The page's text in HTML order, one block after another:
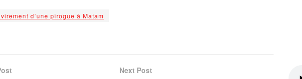
d’une pirogue à Matam
Next Post